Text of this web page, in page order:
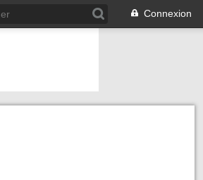
Connexion